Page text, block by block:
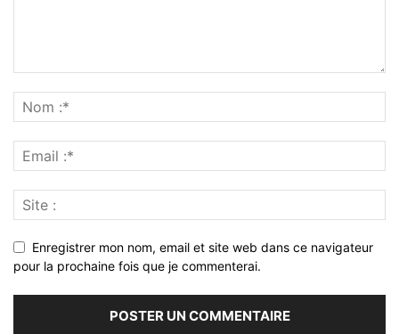
Enregistrer mon nom, email et site web dans ce navigateur
pour la prochaine fois que je commenterai.